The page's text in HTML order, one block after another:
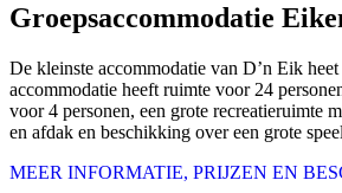
Groepsaccommodatie
De kleinste accommodatie van D’n Eik heet
accommodatie heeft ruimte voor 24
voor 4 personen, een grote recreatieruimte
en afdak en beschikking over een grote
MEER INFORMATIE, PRIJZEN EN